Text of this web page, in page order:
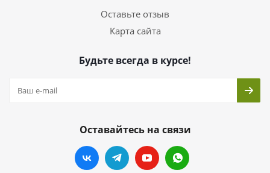
Оставьте отзыв
Карта сайта
Будьте всегда в курсе!
Оставайтесь на связи